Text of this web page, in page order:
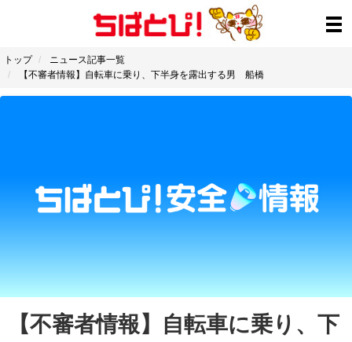
トップ
ニュース記事一覧
【不審者情報】自転車に乗り、下半身を露出する男 船橋
【不審者情報】自転車に乗り、下